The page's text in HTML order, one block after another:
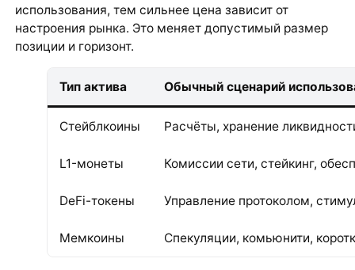
использования, тем сильнее цена зависит от
настроения рынка. Это меняет допустимый размер
позиции и горизонт.
Тип актива Обычный сценарий
Стейблкоины Расчёты, хранение
L1-монеты Комиссии сети, стейкинг,
DeFi-токены Управление протоколом,
Мемкоины Спекуляции, комьюнити,